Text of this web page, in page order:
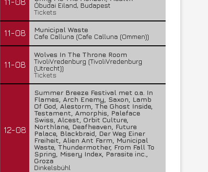
Óbudai Eiland, Budapest
Tickets
11-08
Municipal Waste
Cafe Calluna (Cafe Calluna (Ommen))
11-08
Wolves In The Throne Room
TivoliVredenburg (TivoliVredenburg
(Utrecht))
Tickets
12-08
Summer Breeze Festival met o.a. In
Flames, Arch Enemy, Saxon, Lamb
Of God, Alestorm, The Ghost Inside,
Testament, Amorphis, Paleface
Swiss, Alcest, Orbit Culture,
Northlane, Deafheaven, Future
Palace, Blackbraid, Der Weg Einer
Freiheit, Alien Ant Farm, Municipal
Waste, Thundermother, From Fall To
Spring, Misery Index, Parasite inc.,
Groza
Dinkelsbühl